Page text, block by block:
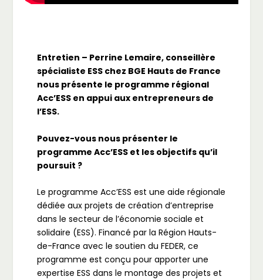
Entretien – Perrine Lemaire, conseillère
spécialiste ESS chez BGE Hauts de France
nous présente le programme régional
Acc’ESS en appui aux entrepreneurs de
l’ESS​.
Pouvez-vous nous présenter le
programme Acc’ESS et les objectifs qu’il
poursuit ?
Le programme Acc’ESS est une aide régionale
dédiée aux projets de création d’entreprise
dans le secteur de l’économie sociale et
solidaire (ESS). Financé par la Région Hauts-
de-France avec le soutien du FEDER, ce
programme est conçu pour apporter une
expertise ESS dans le montage des projets et